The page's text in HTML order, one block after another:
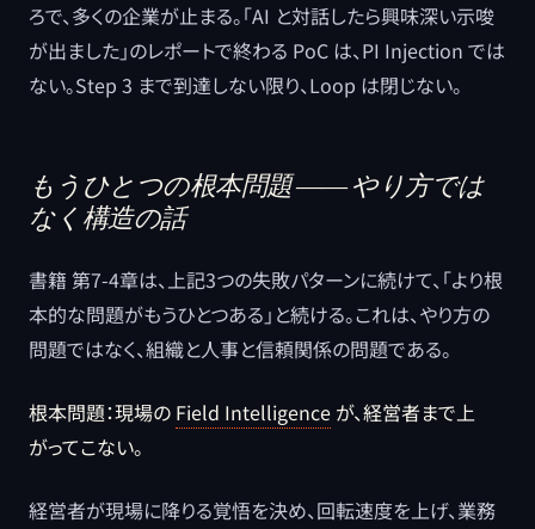
ろで、多くの企業が止まる。「AI と対話したら興味深い示唆
が出ました」のレポートで終わる PoC は、PI Injection では
ない。Step 3 まで到達しない限り、Loop は閉じない。
もうひとつの根本問題 ―― やり方では
なく構造の話
書籍 第7-4章は、上記3つの失敗パターンに続けて、「より根
本的な問題がもうひとつある」と続ける。これは、やり方の
問題ではなく、組織と人事と信頼関係の問題である。
根本問題：現場の Field Intelligence が、経営者まで上
がってこない。
経営者が現場に降りる覚悟を決め、回転速度を上げ、業務